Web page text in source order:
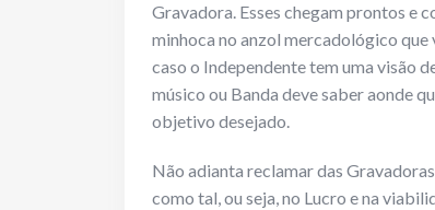
Gravadora. Esses chegam prontos e
minhoca no anzol mercadológico
caso o Independente tem uma visão
músico ou Banda deve saber aonde
objetivo desejado.
Não adianta reclamar das
como tal, ou seja, no Lucro e na